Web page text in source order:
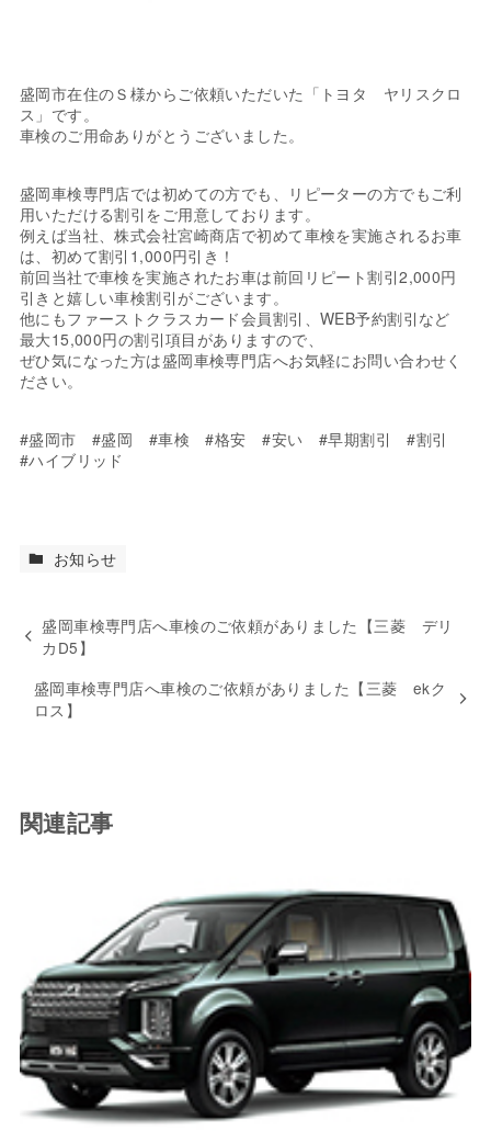
盛岡市在住のＳ様からご依頼いただいた「トヨタ ヤリスクロ
ス」です。
車検のご用命ありがとうございました。
盛岡車検専門店では初めての方でも、リピーターの方でもご利
用いただける割引をご用意しております。
例えば当社、株式会社宮崎商店で初めて車検を実施されるお車
は、初めて割引1,000円引き！
前回当社で車検を実施されたお車は前回リピート割引2,000円
引きと嬉しい車検割引がございます。
他にもファーストクラスカード会員割引、WEB予約割引など
最大15,000円の割引項目がありますので、
ぜひ気になった方は盛岡車検専門店へお気軽にお問い合わせく
ださい。
#盛岡市 #盛岡 #車検 #格安 #安い #早期割引 #割引
#ハイブリッド
お知らせ
盛岡車検専門店へ車検のご依頼がありました【三菱 デリ
カD5】
盛岡車検専門店へ車検のご依頼がありました【三菱 ekク
ロス】
関連記事